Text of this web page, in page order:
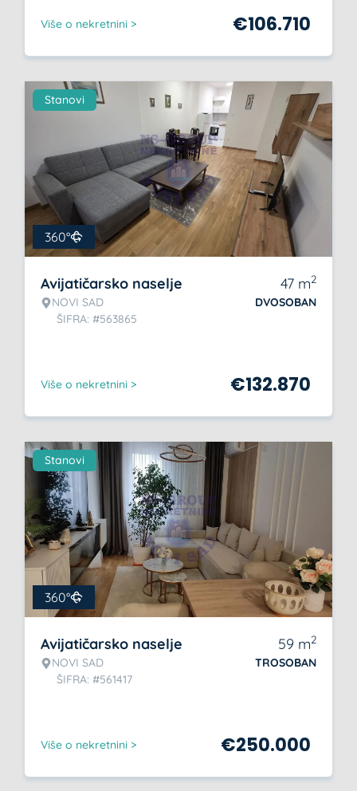
Više o nekretnini > €106.710
Stanovi
360°
Avijatičarsko naselje
NOVI SAD
ŠIFRA: #563865
47 m2
DVOSOBAN
Više o nekretnini > €132.870
Stanovi
360°
Avijatičarsko naselje
NOVI SAD
ŠIFRA: #561417
59 m2
TROSOBAN
Više o nekretnini > €250.000